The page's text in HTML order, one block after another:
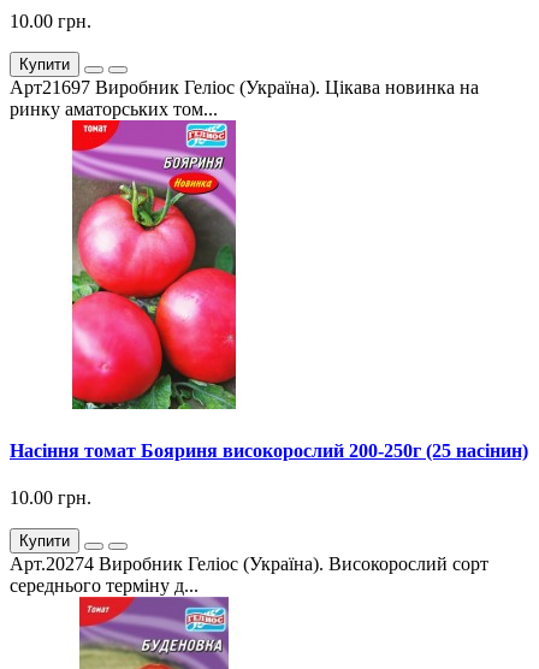
10.00 грн.
Купити
Арт21697 Виробник Геліос (Україна). Цікава новинка на
ринку аматорських том...
Насіння томат Бояриня високорослий 200-250г (25 насінин)
10.00 грн.
Купити
Арт.20274 Виробник Геліос (Україна). Високорослий сорт
середнього терміну д...